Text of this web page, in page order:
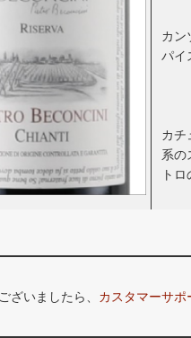
カン
パイ
カチ
系の
ト
ざいましたら、 カスタマーサポ